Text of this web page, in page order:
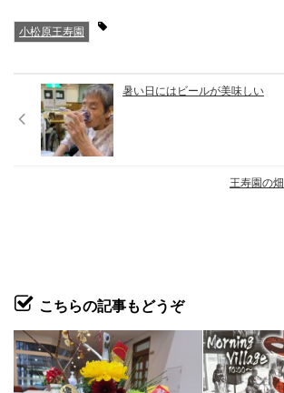
小松原王寿園
暑い日にはビールが美味しい
王寿園の畑
こちらの記事もどうぞ